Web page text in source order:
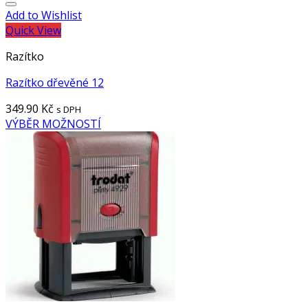
Add to Wishlist
Quick View
Razítko
Razítko dřevěné 12
349.90 Kč s DPH
VÝBĚR MOŽNOSTÍ